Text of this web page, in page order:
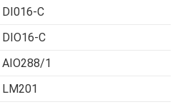
DI016-C
DIO16-C
AIO288/1
LM201